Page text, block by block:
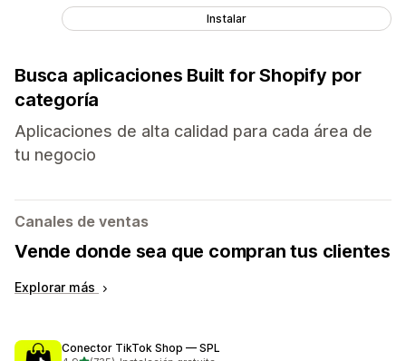
Instalar
Busca aplicaciones Built for Shopify por
categoría
Aplicaciones de alta calidad para cada área de
tu negocio
Canales de ventas
Vende donde sea que compran tus clientes
Explorar más
Conector TikTok Shop — SPL